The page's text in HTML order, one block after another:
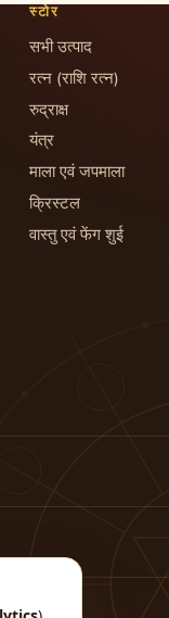
स्टोर
सभी उत्पाद
रत्न (राशि रत्न)
रुद्राक्ष
यंत्र
माला एवं जपमाला
क्रिस्टल
वास्तु एवं फेंग शुई